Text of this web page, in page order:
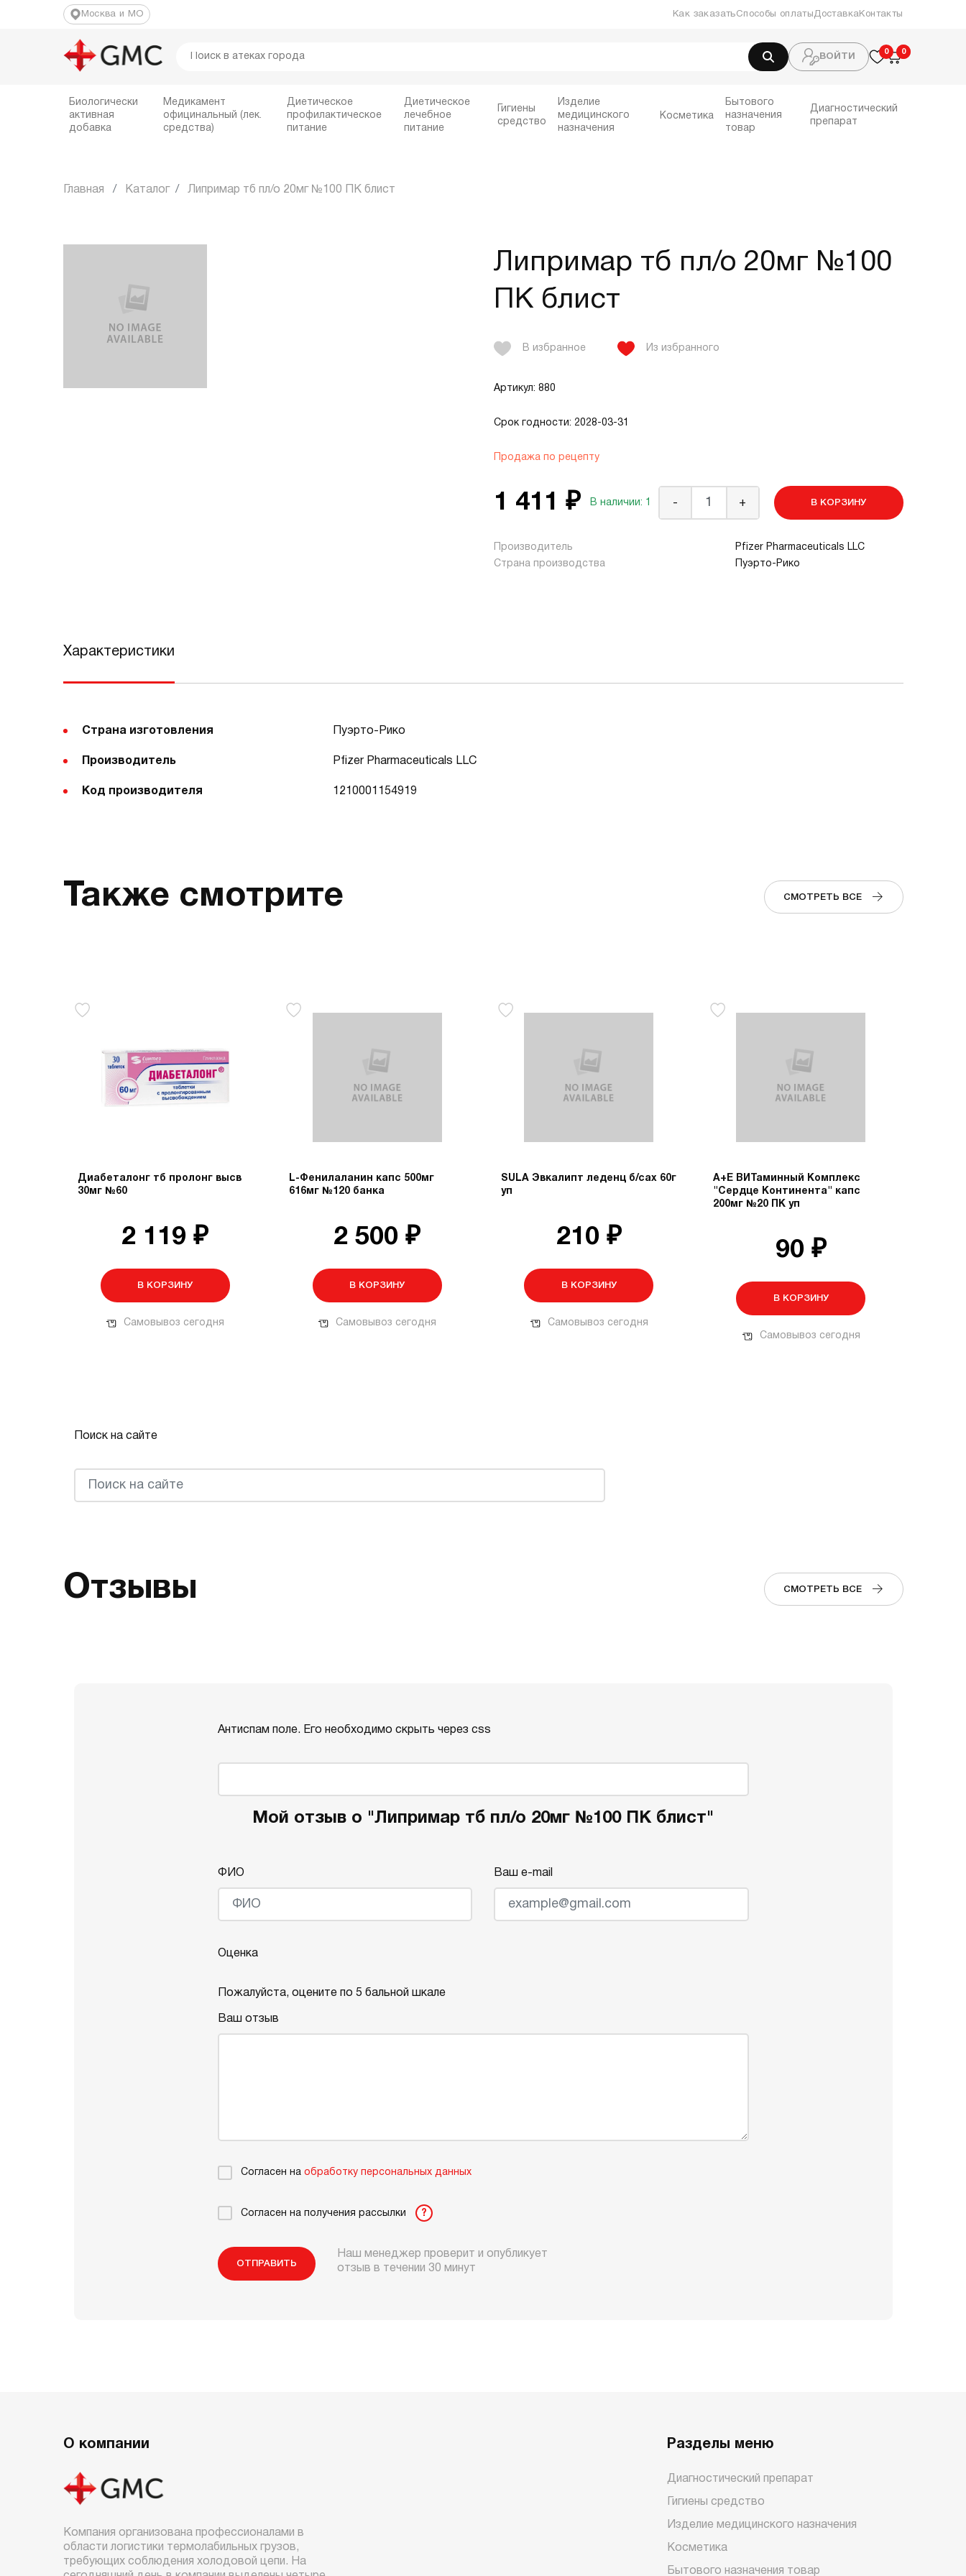
Москва и МО Как заказатьСпособы оплатыДоставкаКонтакты
ВОЙТИ
0 00
Биологически
активная
добавка
Медикамент
официнальный (лек.
средства)
Диетическое
профилактическое
питание
Диетическое
лечебное
питание
Гигиены
средство
Изделие
медицинского
назначения
Косметика
Бытового
назначения
товар
Диагностический
препарат
Главная Каталог Липримар тб пл/о 20мг №100 ПК блист
Липримар тб пл/о 20мг №100
ПК блист
В избранное Из избранного
Артикул: 880
Срок годности: 2028-03-31
Продажа по рецепту
1 411 ₽ В наличии: 1 - + В КОРЗИНУ
Производитель
Pfizer Pharmaceuticals LLC
Страна производства
Пуэрто-Рико
Характеристики
Страна изготовления Пуэрто-Рико
Производитель Pfizer Pharmaceuticals LLC
Код производителя 1210001154919
Также смотрите СМОТРЕТЬ ВСЕ
Диабеталонг тб пролонг высв
30мг №60
2 119 ₽
В КОРЗИНУ
Самовывоз сегодня
L-Фенилаланин капс 500мг
616мг №120 банка
2 500 ₽
В КОРЗИНУ
Самовывоз сегодня
SULA Эвкалипт леденц б/сах 60г
уп
210 ₽
В КОРЗИНУ
Самовывоз сегодня
А+Е ВИТаминный Комплекс
"Сердце Континента" капс
200мг №20 ПК уп
90 ₽
В КОРЗИНУ
Самовывоз сегодня
Поиск на сайте
Отзывы СМОТРЕТЬ ВСЕ
Антиспам поле. Его необходимо скрыть через css
Мой отзыв о "Липримар тб пл/о 20мг №100 ПК блист"
ФИО Ваш e-mail
Оценка
Пожалуйста, оцените по 5 бальной шкале
Ваш отзыв
Согласен на обработку персональных данных
Согласен на получения рассылки ?
ОТПРАВИТЬ
Наш менеджер проверит и опубликует
отзыв в течении 30 минут
О компании
Компания организована профессионалами в
области логистики термолабильных грузов,
требующих соблюдения холодовой цепи. На
Разделы меню
Диагностический препарат
Гигиены средство
Изделие медицинского назначения
Косметика
Бытового назначения товар